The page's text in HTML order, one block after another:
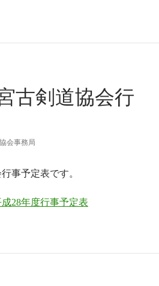
古剣道協会行
会事務局
事予定表です。
28年度行事予定表